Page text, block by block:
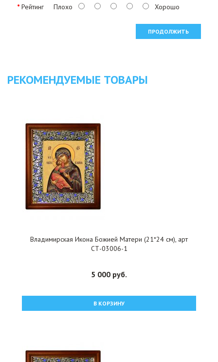
Рейтинг Плохо Хорошо
ПРОДОЛЖИТЬ
РЕКОМЕНДУЕМЫЕ ТОВАРЫ
Владимирская Икона Божией Матери (21*24 см), арт
СТ-03006-1
5 000 руб.
В КОРЗИНУ